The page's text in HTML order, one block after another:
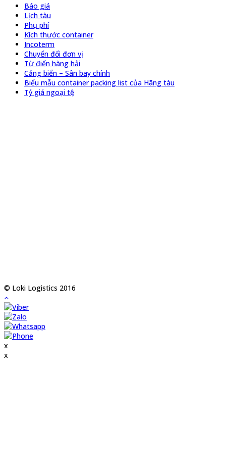
Báo giá
Lịch tàu
Phụ phí
Kích thước container
Incoterm
Chuyển đổi đơn vị
Từ điển hàng hải
Cảng biển – Sân bay chính
Biểu mẫu container packing list của Hãng tàu
Tỷ giá ngoại tệ
© Loki Logistics 2016
x
x